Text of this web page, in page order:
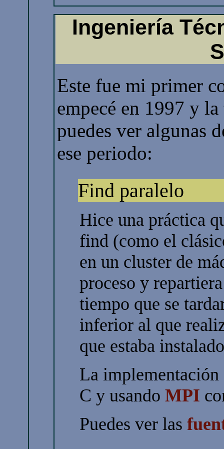
Ingeniería
Este fue mi primer
empecé en 1997 y
puedes ver algunas
ese periodo:
Find paralelo
Hice una práctica
find (como el
en un cluster de
proceso y
tiempo que se
inferior al que
que estaba
La implementación
C y usandoMPI
Puedes ver las